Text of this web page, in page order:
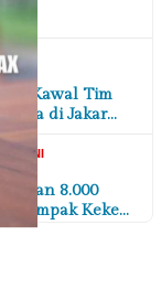
,TNI
Kawal Tim
Tiba di Jakar…
TNI
8.000
Keke…